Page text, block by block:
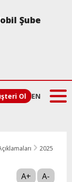
Şube
Ol EN
2025
A+ A-